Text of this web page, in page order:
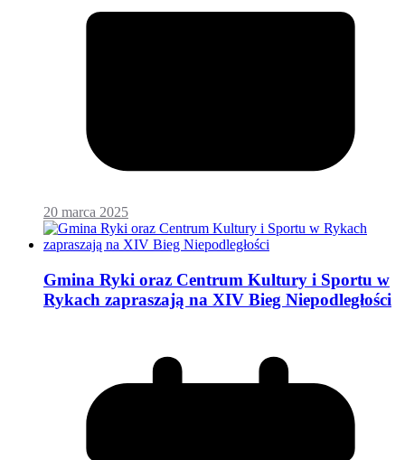
20 marca 2025
Gmina Ryki oraz Centrum Kultury i Sportu w
Rykach zapraszają na XIV Bieg Niepodległości